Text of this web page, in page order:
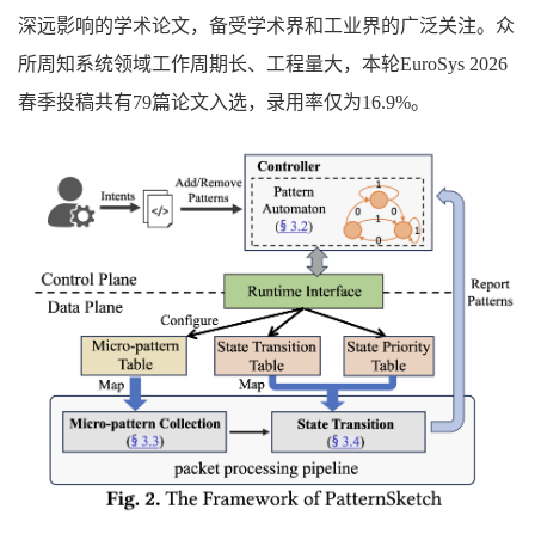
深远影响的学术论文，备受学术界和工业界的广泛关注。众
所周知系统领域工作周期长、工程量大，本轮EuroSys 2026
春季投稿共有79篇论文入选，录用率仅为16.9%。